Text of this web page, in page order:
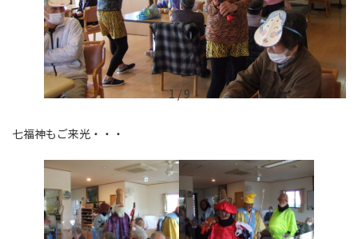
1 / 9
七福神もご来光・・・